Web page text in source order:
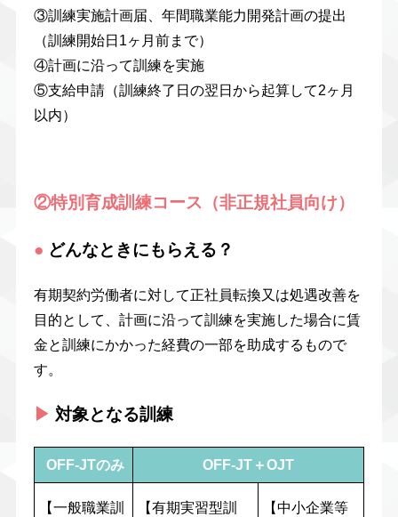
③訓練実施計画届、年間職業能力開発計画の提出
（訓練開始日1ヶ月前まで）
④計画に沿って訓練を実施
⑤支給申請（訓練終了日の翌日から起算して2ヶ月
以内）
②特別育成訓練コース（非正規社員向け）
● どんなときにもらえる？
有期契約労働者に対して正社員転換又は処遇改善を
目的として、計画に沿って訓練を実施した場合に賃
金と訓練にかかった経費の一部を助成するもので
す。
▶︎ 対象となる訓練
OFF-JTのみ OFF-JT＋OJT
【一般職業訓
【有期実習型訓
【中小企業等